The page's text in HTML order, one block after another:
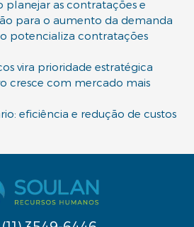
planejar as contratações e
para o aumento da demanda
potencializa contratações
vira prioridade estratégica
cresce com mercado mais
eficiência e redução de custos